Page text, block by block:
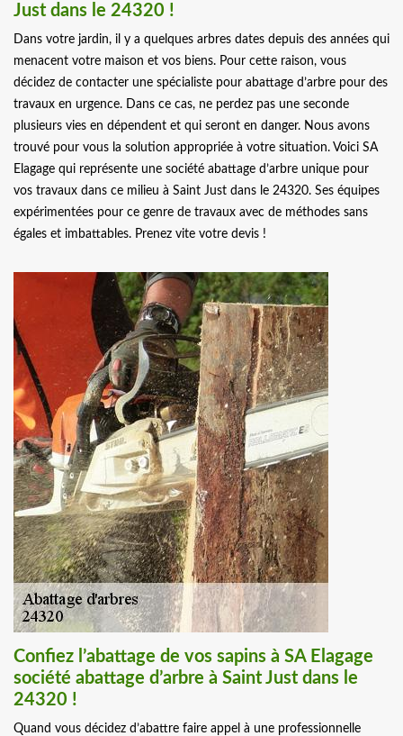
Just dans le 24320 !
Dans votre jardin, il y a quelques arbres dates depuis des années qui
menacent votre maison et vos biens. Pour cette raison, vous
décidez de contacter une spécialiste pour abattage d’arbre pour des
travaux en urgence. Dans ce cas, ne perdez pas une seconde
plusieurs vies en dépendent et qui seront en danger. Nous avons
trouvé pour vous la solution appropriée à votre situation. Voici SA
Elagage qui représente une société abattage d’arbre unique pour
vos travaux dans ce milieu à Saint Just dans le 24320. Ses équipes
expérimentées pour ce genre de travaux avec de méthodes sans
égales et imbattables. Prenez vite votre devis !
Confiez l’abattage de vos sapins à SA Elagage
société abattage d’arbre à Saint Just dans le
24320 !
Quand vous décidez d’abattre faire appel à une professionnelle